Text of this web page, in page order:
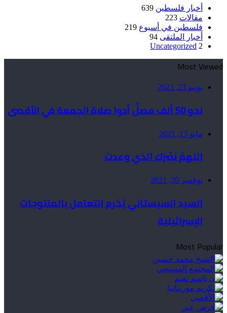
أخبار فلسطين 639
مقالات 223
فلسطين في أسبوع 219
أخبار الملتقى 94
Uncategorized 2
Most Viewed
يونيو 23, 2023
نحو 50 ألف مصلٍّ أدوا صلاة الجمعة في الأقصى
مايو 13, 2021
اللهمَّ نَصْرَك الذي وعدتَ
نوفمبر 20, 2021
السيد السيستاني يُحّرم التعامل بالمنتوجات
الإسرائيلية
Most Popular